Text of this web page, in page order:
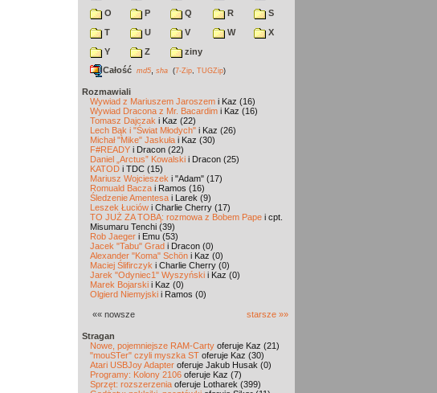
O
P Q R
S
T
U V W
X
Y
Z
ziny
Całość md5 sha (7-Zip TUGZip)
Rozmawiali
Wywiad z Mariuszem Jaroszem i Kaz (16)
Wywiad Dracona z Mr. Bacardim i Kaz (16)
Tomasz Dajczak i Kaz (22)
Lech Bąk i "Świat Młodych" i Kaz (26)
Michał "Mike" Jaskuła i Kaz (30)
F#READY i Dracon (22)
Daniel „Arctus” Kowalski i Dracon (25)
KATOD i TDC (15)
Mariusz Wojcieszek i "Adam" (17)
Romuald Bacza i Ramos (16)
Śledzenie Amentesa i Larek (9)
Leszek Łuciów i Charlie Cherry (17)
TO JUŻ ZA TOBĄ: rozmowa z Bobem Pape i cpt.
Misumaru Tenchi (39)
Rob Jaeger i Emu (53)
Jacek "Tabu" Grad i Dracon (0)
Alexander "Koma" Schön i Kaz (0)
Maciej Ślifirczyk i Charlie Cherry (0)
Jarek "Odyniec1" Wyszyński i Kaz (0)
Marek Bojarski i Kaz (0)
Olgierd Niemyjski i Ramos (0)
«« nowsze starsze »»
Stragan
Nowe, pojemniejsze RAM-Carty oferuje Kaz (21)
"mouSTer" czyli myszka ST oferuje Kaz (30)
Atari USBJoy Adapter oferuje Jakub Husak (0)
Programy: Kolony 2106 oferuje Kaz (7)
Sprzęt: rozszerzenia oferuje Lotharek (399)